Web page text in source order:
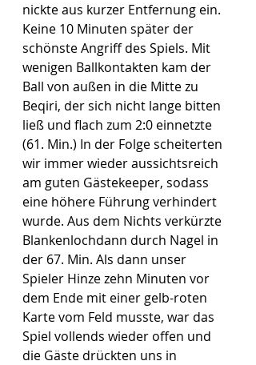
nickte aus kurzer Entfernung ein.
Keine 10 Minuten später der
schönste Angriff des Spiels. Mit
wenigen Ballkontakten kam der
Ball von außen in die Mitte zu
Beqiri, der sich nicht lange bitten
ließ und flach zum 2:0 einnetzte
(61. Min.) In der Folge scheiterten
wir immer wieder aussichtsreich
am guten Gästekeeper, sodass
eine höhere Führung verhindert
wurde. Aus dem Nichts verkürzte
Blankenlochdann durch Nagel in
der 67. Min. Als dann unser
Spieler Hinze zehn Minuten vor
dem Ende mit einer gelb-roten
Karte vom Feld musste, war das
Spiel vollends wieder offen und
die Gäste drückten uns in